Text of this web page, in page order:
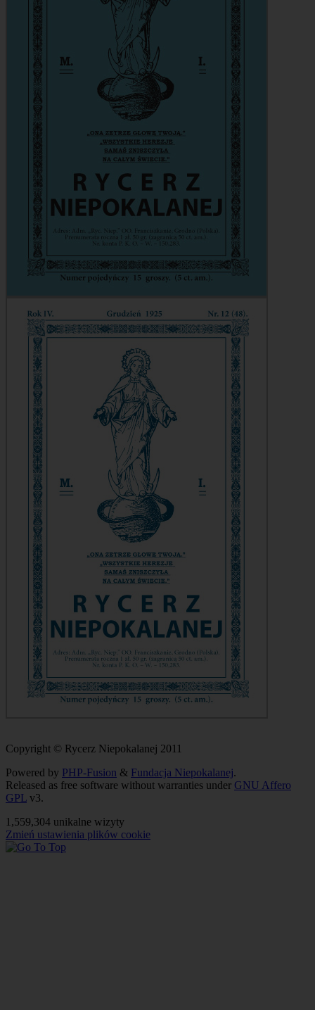
Copyright © Rycerz Niepokalanej 2011
Powered by PHP-Fusion & Fundacja Niepokalanej.
Released as free software without warranties under GNU Affero
GPL v3.
1,559,304 unikalne wizyty
Zmień ustawienia plików cookie